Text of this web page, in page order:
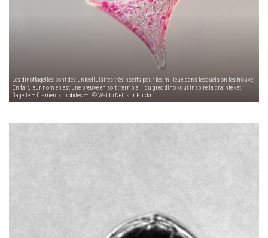
Les dinoflagellés sont des unicellulaires très nocifs pour les milieux dans lesquels on les trouve.
En fait, leur nom en est une preuve en soit : terrible — du grec dino « qui inspire la crainte » et
flagellé — filaments mobiles — . © Waldo Nell sur Flickr